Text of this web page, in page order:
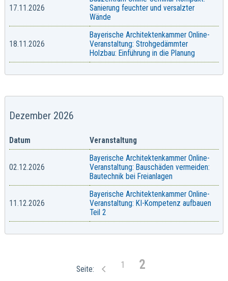
17.11.2026
Sanierung feuchter und versalzter
Wände
18.11.2026
Bayerische Architektenkammer Online-
Veranstaltung: Strohgedämmter
Holzbau: Einführung in die Planung
Dezember 2026
Datum Veranstaltung
02.12.2026
Bayerische Architektenkammer Online-
Veranstaltung: Bauschäden vermeiden:
Bautechnik bei Freianlagen
11.12.2026
Bayerische Architektenkammer Online-
Veranstaltung: KI-Kompetenz aufbauen
Teil 2
1 2